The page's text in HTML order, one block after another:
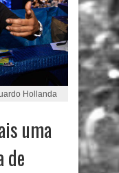
Hollanda
uma
de